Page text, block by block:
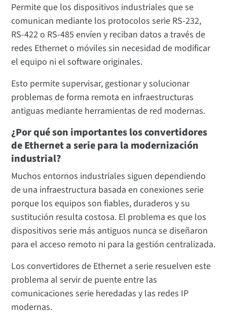
Permite que los dispositivos industriales que se
comunican mediante los protocolos serie RS-232,
RS-422 o RS-485 envíen y reciban datos a través de
redes Ethernet o móviles sin necesidad de modificar
el equipo ni el software originales.
Esto permite supervisar, gestionar y solucionar
problemas de forma remota en infraestructuras
antiguas mediante herramientas de red modernas.
¿Por qué son importantes los convertidores
de Ethernet a serie para la modernización
industrial?
Muchos entornos industriales siguen dependiendo
de una infraestructura basada en conexiones serie
porque los equipos son fiables, duraderos y su
sustitución resulta costosa. El problema es que los
dispositivos serie más antiguos nunca se diseñaron
para el acceso remoto ni para la gestión centralizada.
Los convertidores de Ethernet a serie resuelven este
problema al servir de puente entre las
comunicaciones serie heredadas y las redes IP
modernas.